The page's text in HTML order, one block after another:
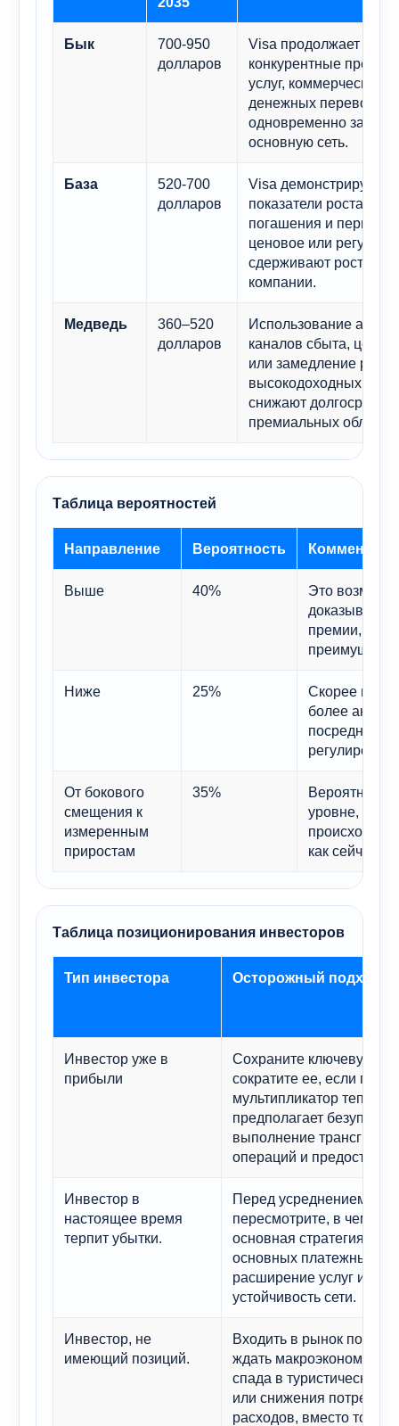
Бык
700-950
долларов
Visa продолжает
конкурентные
услуг, коммерческих
денежных переводов,
одновременно
основную сеть.
База
520-700
долларов
Visa демонстрирует
показатели роста, но
погашения и
ценовое или
сдерживают рост
компании.
Медведь
360–520
долларов
Использование
каналов сбыта,
или замедление роста
высокодоходных
снижают
премиальных
Таблица вероятностей
Направление Вероятность
Выше 40%
Это
доказывать,
премии,
Ниже 25%
Скорее
более
посредников
От бокового
смещения к
измеренным
приростам
35%
Вероятно,
уровне, но
происходить
как сейчас.
Таблица позиционирования инвесторов
Тип инвестора Осторожный подход
Инвестор уже в
прибыли
Сохраните ключевую
сократите ее, если
мультипликатор теперь
предполагает
выполнение
операций и
Инвестор в
настоящее время
терпит убытки.
Перед усреднением
пересмотрите, в чем
основная стратегия:
основных платежных
расширение услуг или
устойчивость сети.
Инвестор, не
имеющий позиций.
Входить в рынок
ждать
спада в туристической
или снижения
расходов, вместо того